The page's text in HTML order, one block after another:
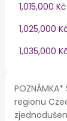
1,015,000 Kč
1,025,000
1,035,000
regionu